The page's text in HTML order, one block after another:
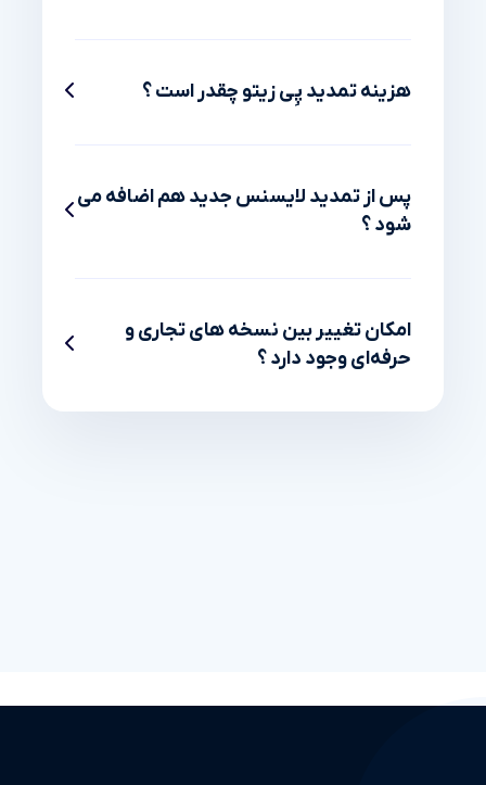
هزینه تمدید پِی زیتو چقدر است ؟
پس از تمدید لایسنس جدید هم اضافه می
شود ؟
امکان تغییر بین نسخه های تجاری و
حرفه‌ای وجود دارد ؟